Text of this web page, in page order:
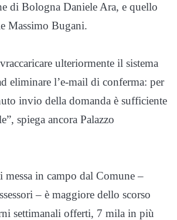
di Bologna Daniele Ara, e quello
Massimo Bugani.
ulteriormente il sistema
eliminare l’e-mail di conferma: per
invio della domanda è sufficiente
spiega ancora Palazzo
messa in campo dal Comune –
– è maggiore dello scorso
settimanali offerti, 7 mila in più